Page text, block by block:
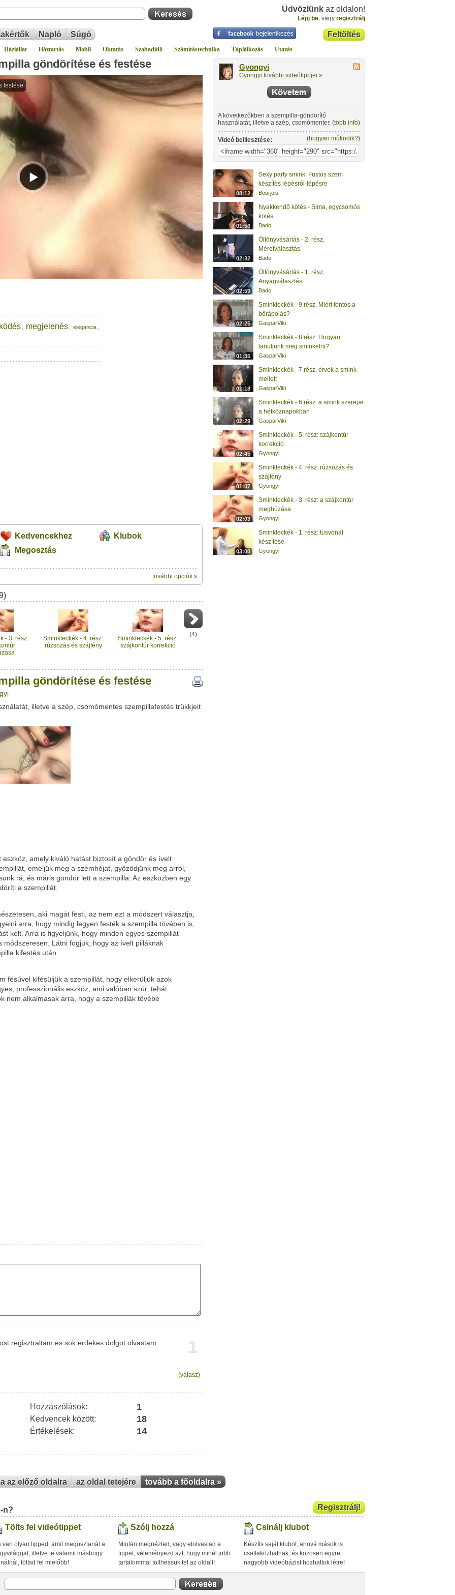
Üdvözlünk az oldalon!
Lépj be, vagy regisztrálj
Feltöltés
Napló Súgó
Háziállat Háztartás Mobil Oktatás Szabadidő Számítástechnika Táplálkozás Utazás
göndörítése és festése
, megjelenés , elegancia ,
Kedvencekhez
Klubok
Megosztás
további opciók »
és festése" című videótipp
a felületet:
Üzenet (opcionális):
Google
Digg
sem.
között
- 3. rész:
Sminkleckék - 4. rész:
rúzsozás és szájfény
Sminkleckék - 5. rész:
szájkontúr korrekció
(4)
göndörítése és festése
illetve a szép, csomómentes szempillafestés trükkjeit
amely kiváló hatást biztosít a göndör és ívelt
emeljük meg a szemhéjat, győződjünk meg arról,
rá, és máris göndör lett a szempilla. Az eszközben egy
a szempillát.
aki magát festi, az nem ezt a módszert választja,
arra, hogy mindig legyen festék a szempilla tövében is,
kelt. Arra is figyeljünk, hogy minden egyes szempillát
Látni fogjuk, hogy az ívelt pilláknak
kifestés után.
fésűvel kifésüljük a szempillát, hogy elkerüljük azok
professzionális eszköz, ami valóban szúr, tehát
nem alkalmasak arra, hogy a szempillák tövébe
1
regisztraltam es sok erdekes dolgot olvastam.
(válasz)
Hozzászólások: 1
Kedvencek között: 18
Értékelések: 14
Gyongyi
Gyongyi további videótippjei »
A következőkben a szempilla-göndörítő
használatát, illetve a szép, csomómentes
szempillafestés trükkjeit tanulhatjuk meg.
(több infó)
Videó beillesztése: (hogyan működik?)
08:12
Sexy party smink: Füstös szem
készítés lépésről-lépésre
Bourjois
01:56
Nyakkendő kötés - Sima, egycsomós
kötés
Bado
02:32
Öltönyvásárlás - 2. rész,
Méretválasztás
Bado
02:59
Öltönyvásárlás - 1. rész,
Anyagválasztás
Bado
02:25
Sminkleckék - 9.rész, Miért fontos a
bőrápolás?
GasparViki
01:35
Sminkleckék - 8.rész: Hogyan
tanuljunk meg sminkelni?
GasparViki
01:18
Sminkleckék - 7.rész, érvek a smink
mellett
GasparViki
02:29
Sminkleckék - 6.rész: a smink szerepe
a hétköznapokban
GasparViki
02:45
Sminkleckék - 5. rész: szájkontúr
korrekció
Gyongyi
01:07
Sminkleckék - 4. rész: rúzsozás és
szájfény
Gyongyi
02:03
Sminkleckék - 3. rész: a szájkontúr
meghúzása
Gyongyi
03:00
Sminkleckék - 1. rész: tusvonal
készítése
Gyongyi
az előző oldalra az oldal tetejére tovább a főoldalra »
Regisztrálj!
n?
Tölts fel videótippet
van olyan tipped, amit megosztanál a
illetve te valamit máshogy
töltsd fel mielőbb!
Szólj hozzá
Miután megnézted, vagy elolvastad a
tippet, véleményezd azt, hogy minél jobb
tartalommal tölthessük fel az oldalt!
Csinálj klubot
Készíts saját klubot, ahová mások is
csatlakozhatnak, és közösen egyre
nagyobb videóbázist hozhattok létre!